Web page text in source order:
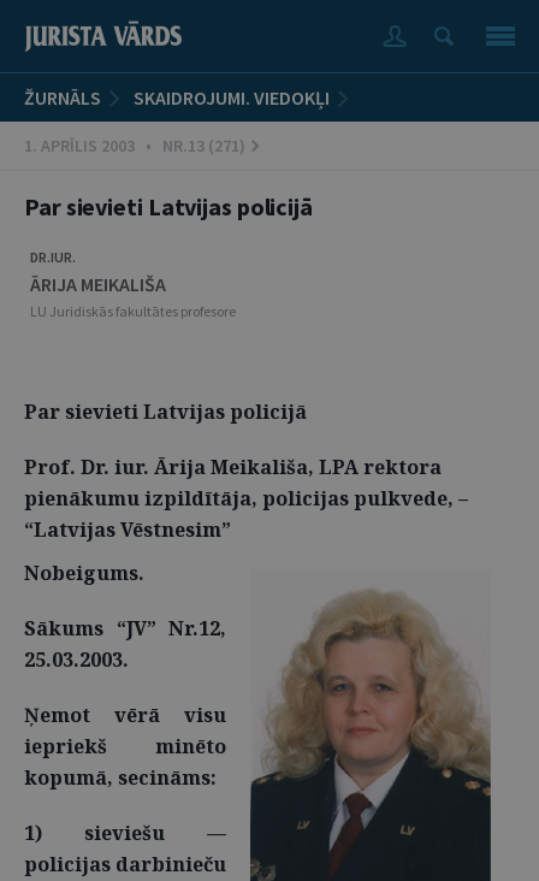
ŽURNĀLS SKAIDROJUMI. VIEDOKĻI
1. APRĪLIS 2003 • NR.13 (271)
Par sievieti Latvijas policijā
DR.IUR.
ĀRIJA MEIKALIŠA
LU Juridiskās fakultātes profesore
Par sievieti Latvijas policijā
Prof. Dr. iur. Ārija Meikališa, LPA rektora
pienākumu izpildītāja, policijas pulkvede, –
“Latvijas Vēstnesim”
Nobeigums.
Sākums “JV” Nr.12,
25.03.2003.
Ņemot vērā visu
iepriekš minēto
kopumā, secināms:
1) sieviešu —
policijas darbinieču